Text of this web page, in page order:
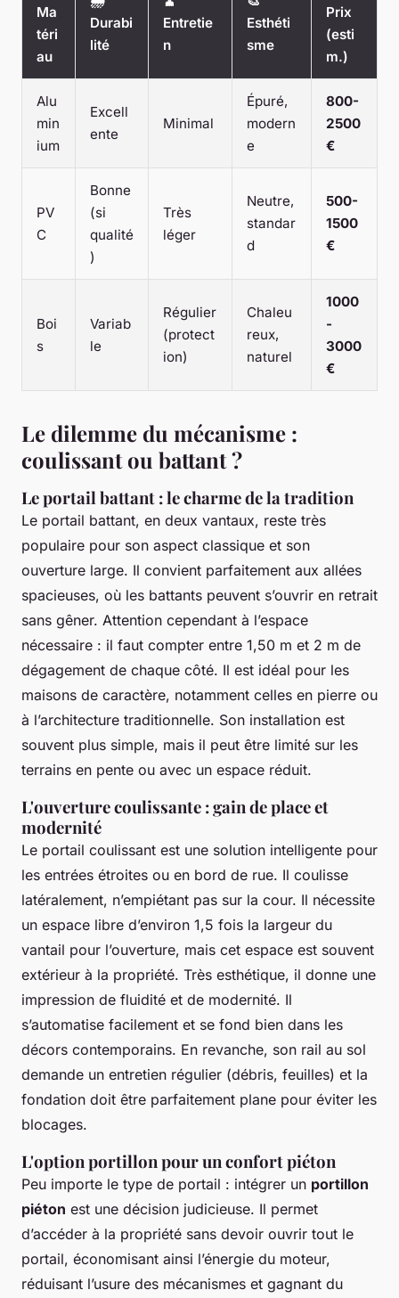
Ma
téri
au
Durabi
lité
Entretie
n
Esthéti
sme
Prix
(esti
m.)
Alu
min
ium
Excell
ente
Minimal
Épuré,
modern
e
800-
2500
€
PV
C
Bonne
(si
qualité
)
Très
léger
Neutre,
standar
d
500-
1500
€
Boi
s
Variab
le
Régulier
(protect
ion)
Chaleu
reux,
naturel
1000
-
3000
€
Le dilemme du mécanisme :
coulissant ou battant ?
Le portail battant : le charme de la tradition
Le portail battant, en deux vantaux, reste très
populaire pour son aspect classique et son
ouverture large. Il convient parfaitement aux allées
spacieuses, où les battants peuvent s’ouvrir en retrait
sans gêner. Attention cependant à l’espace
nécessaire : il faut compter entre 1,50 m et 2 m de
dégagement de chaque côté. Il est idéal pour les
maisons de caractère, notamment celles en pierre ou
à l’architecture traditionnelle. Son installation est
souvent plus simple, mais il peut être limité sur les
terrains en pente ou avec un espace réduit.
L'ouverture coulissante : gain de place et
modernité
Le portail coulissant est une solution intelligente pour
les entrées étroites ou en bord de rue. Il coulisse
latéralement, n’empiétant pas sur la cour. Il nécessite
un espace libre d’environ 1,5 fois la largeur du
vantail pour l’ouverture, mais cet espace est souvent
extérieur à la propriété. Très esthétique, il donne une
impression de fluidité et de modernité. Il
s’automatise facilement et se fond bien dans les
décors contemporains. En revanche, son rail au sol
demande un entretien régulier (débris, feuilles) et la
fondation doit être parfaitement plane pour éviter les
blocages.
L'option portillon pour un confort piéton
Peu importe le type de portail : intégrer un portillon
piéton est une décision judicieuse. Il permet
d’accéder à la propriété sans devoir ouvrir tout le
portail, économisant ainsi l’énergie du moteur,
réduisant l’usure des mécanismes et gagnant du